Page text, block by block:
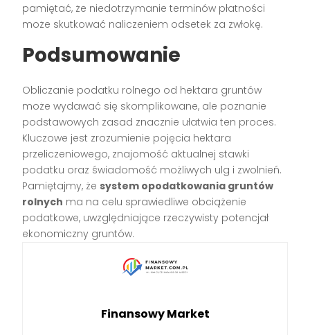
pamiętać, że niedotrzymanie terminów płatności
może skutkować naliczeniem odsetek za zwłokę.
Podsumowanie
Obliczanie podatku rolnego od hektara gruntów
może wydawać się skomplikowane, ale poznanie
podstawowych zasad znacznie ułatwia ten proces.
Kluczowe jest zrozumienie pojęcia hektara
przeliczeniowego, znajomość aktualnej stawki
podatku oraz świadomość możliwych ulg i zwolnień.
Pamiętajmy, że system opodatkowania gruntów
rolnych ma na celu sprawiedliwe obciążenie
podatkowe, uwzględniające rzeczywisty potencjał
ekonomiczny gruntów.
Finansowy Market